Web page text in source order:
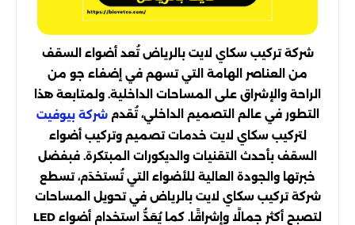
شركة تركيب سكاي لايت بالرياض تُعد أضواء السقف
من العناصر الهامة التي تسهم في إضفاء جو من
الراحة والإشراق على المساحات الداخلية. ولمتابعة هذا
التطور في عالم التصميم الداخلي، تُقدمشركة بيوفيت
لتركيب سكاي لايت خدمات تصميم وتركيب أضواء
السقف بأحدث التقنيات والديكورات المبتكرة. فبفضل
خبرتها والجودة العالية للأضواء التي تُستخدَم، تسطع
شركة تركيب سكاي لايت بالرياض في تحويل المساحات
لتصبح أكثر جمالًا وإشراقًا. كما يُعَدُّ استخدام أضواء LED